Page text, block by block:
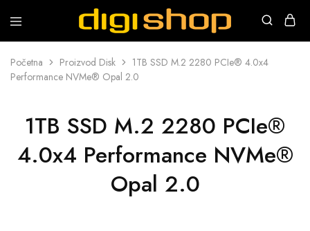
Digishop
Vaša
trgovina!
Početna Proizvod Disk
1TB SSD M.2 2280 PCIe® 4.0x4
Performance NVMe® Opal 2.0
1TB SSD M.2 2280 PCIe®
4.0x4 Performance NVMe®
Opal 2.0